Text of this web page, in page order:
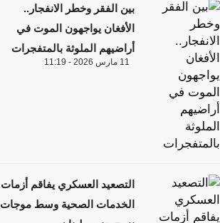
بين الفقر وخطر الانفجار..
الأفغان يواجهون الموت في
أراضيهم الملوثة بالمتفجرات
11 مارس 2026 - 11:19
التصعيد العسكري يفاقم أزمات
الخدمات الصحية وسط موجات